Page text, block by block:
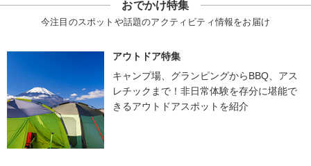
おでかけ特集
今注目のスポットや話題のアクティビティ情報をお届け
アウトドア特集
キャンプ場、グランピングからBBQ、アス
レチックまで！非日常体験を存分に堪能で
きるアウトドアスポットを紹介